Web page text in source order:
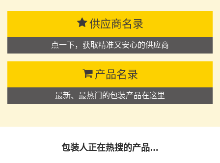
供应商名录
点一下，获取精准又安心的供应商
产品名录
最新、最热门的包装产品在这里
包装人正在热搜的产品…